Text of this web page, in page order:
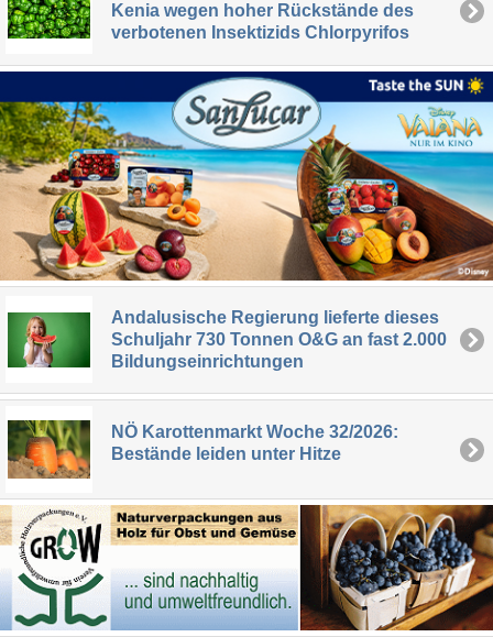
Kenia wegen hoher Rückstände des
verbotenen Insektizids Chlorpyrifos
Andalusische Regierung lieferte dieses
Schuljahr 730 Tonnen O&G an fast 2.000
Bildungseinrichtungen
NÖ Karottenmarkt Woche 32/2026:
Bestände leiden unter Hitze